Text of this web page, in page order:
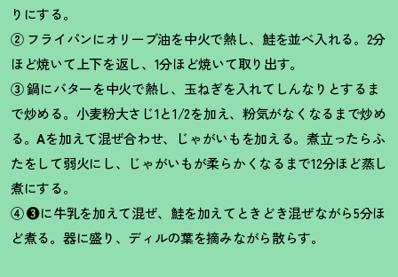
りにする。
②フライパンにオリーブ油を中火で熱し、鮭を並べ入れる。2分
ほど焼いて上下を返し、1分ほど焼いて取り出す。
③鍋にバターを中火で熱し、玉ねぎを入れてしんなりとするま
で炒める。小麦粉大さじ1と1/2を加え、粉気がなくなるまで炒め
る。Aを加えて混ぜ合わせ、じゃがいもを加える。煮立ったらふ
たをして弱火にし、じゃがいもが柔らかくなるまで12分ほど蒸し
煮にする。
④ ❸に牛乳を加えて混ぜ、鮭を加えてときどき混ぜながら5分ほ
ど煮る。器に盛り、ディルの葉を摘みながら散らす。